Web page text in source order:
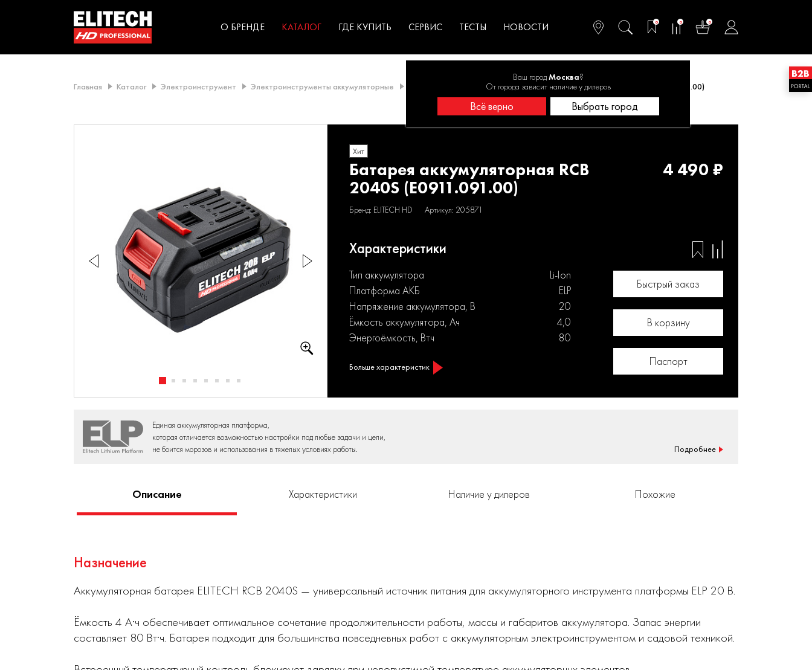
О БРЕНДЕ КАТАЛОГ садоводства
ГДЕ КУПИТЬ СЕРВИС ТЕСТЫ НОВОСТИ 0 0 0
Ваш городМосква?
От города зависит наличие у дилеров
Всё верно Выбрать город
Главная Каталог Электроинструмент Электроинструменты аккумуляторные Батареи аккумуляторные Батарея аккумуляторная RCB 2040S (E0911.091.00)
Хит
Батарея аккумуляторная RCB
2040S (E0911.091.00)
Бренд: ELITECH HD Артикул: 205871
4 490 ₽
Характеристики
Тип аккумулятора
Li-Ion
Платформа АКБ
ELP
Напряжение аккумулятора, В
20
Ёмкость аккумулятора, Ач
4,0
Энергоёмкость, Втч
80
Больше характеристик
Быстрый заказ
В корзину
Паспорт
Единая аккумуляторная платформа,
которая отличается возможностью настройки под любые задачи и цели,
не боится морозов и использования в тяжелых условиях работы.
Подробнее
Описание Характеристики Наличие у дилеров Похожие
Назначение
Аккумуляторная батарея ELITECH RCB 2040S — универсальный источник питания для аккумуляторного инструмента платформы ELP 20 В.
Ёмкость 4 А·ч обеспечивает оптимальное сочетание продолжительности работы, массы и габаритов аккумулятора. Запас энергии
составляет 80 Вт·ч. Батарея подходит для большинства повседневных работ с аккумуляторным электроинструментом и садовой техникой.